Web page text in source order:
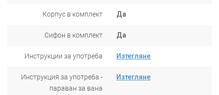
Корпус в комплект Да
Сифон в комплект Да
Инструкции за употреба Изтегляне
Инструкция за употреба -
параван за вана
Изтегляне